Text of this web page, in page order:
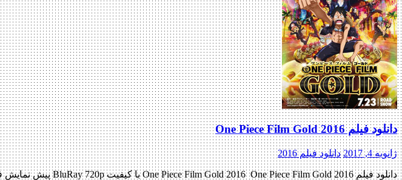
دانلود فیلم One Piece Film Gold 2016
ژانویه 4, 2017 دانلود فیلم 2016
دانلود فیلم One Piece Film Gold 2016 One Piece Film Gold 2016 با کیفیت BluRay 720p پیش نمایش فیلم اضافه شد نسخه کم حجم و با کیفیت x265 به زودی کیفیت ۴۸۰p به زودی کیفیت […]